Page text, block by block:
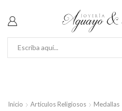
Inicio Artículos Religiosos Medallas